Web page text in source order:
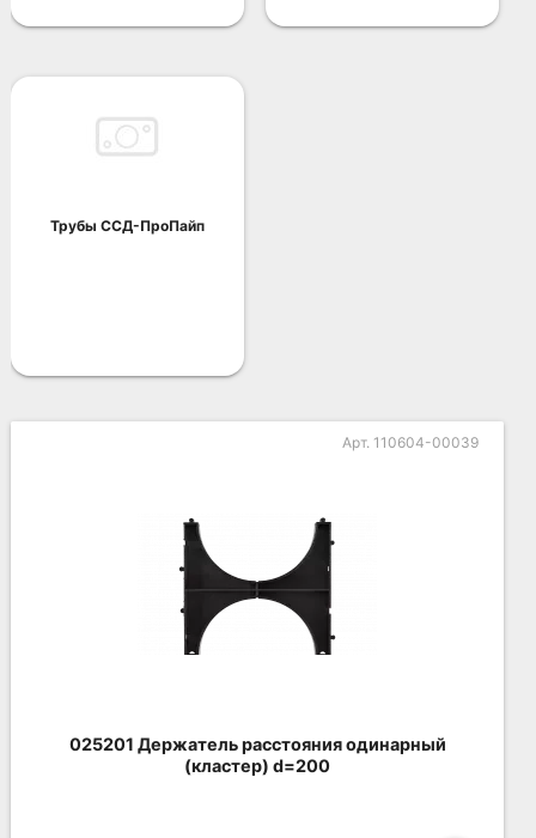
Трубы ССД-ПроПайп
Арт. 110604-00039
025201 Держатель расстояния одинарный
(кластер) d=200